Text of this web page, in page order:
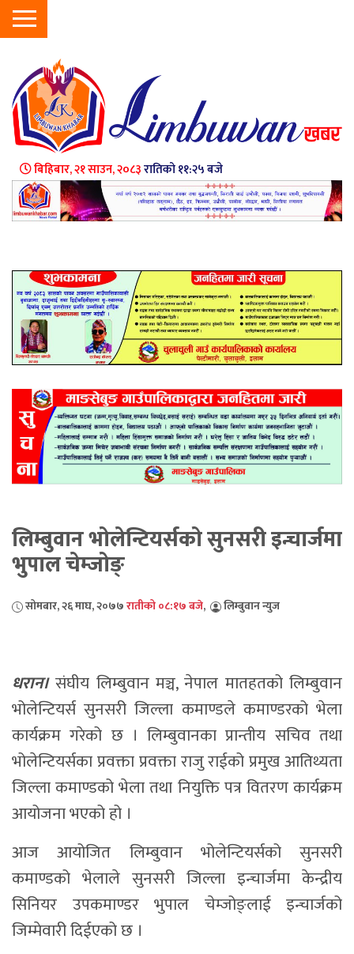
बिहिबार, २१ साउन, २०८३रातिको ११:२५ बजे
लिम्बुवान भोलेन्टियर्सको सुनसरी इन्चार्जमा
भुपाल चेम्जोङ्
सोमबार, २६ माघ, २०७७रातीको ०८:१७ बजे, लिम्बुवान न्युज
धरान। संघीय लिम्बुवान मञ्च, नेपाल मातहतको लिम्बुवान
भोलेन्टियर्स सुनसरी जिल्ला कमाण्डले कमाण्डरको भेला
कार्यक्रम गरेको छ । लिम्बुवानका प्रान्तीय सचिव तथा
भोलेन्टियर्सका प्रवक्ता प्रवक्ता राजु राईको प्रमुख आतिथ्यता
जिल्ला कमाण्डको भेला तथा नियुक्ति पत्र वितरण कार्यक्रम
आयोजना भएको हो ।
आज आयोजित लिम्बुवान भोलेन्टियर्सको सुनसरी
कमाण्डको भेलाले सुनसरी जिल्ला इन्चार्जमा केन्द्रीय
सिनियर उपकमाण्डर भुपाल चेम्जोङ्लाई इन्चार्जको
जिम्मेवारी दिईएको छ ।